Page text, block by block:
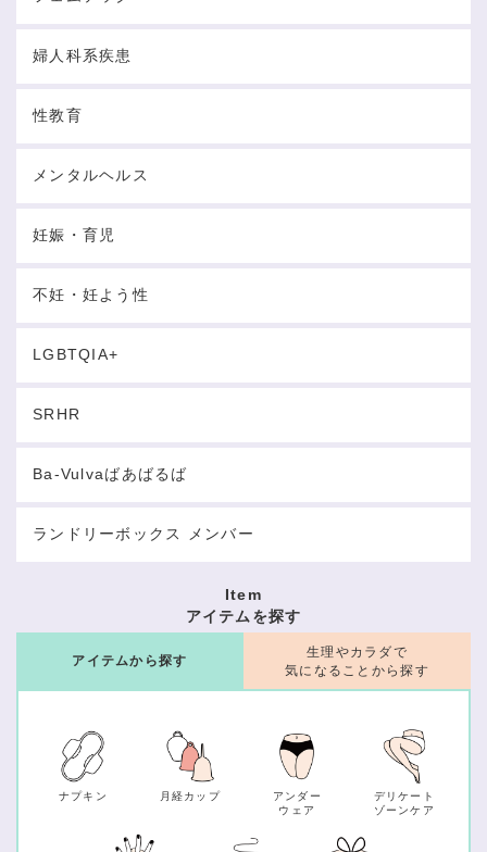
婦人科系疾患
性教育
メンタルヘルス
妊娠・育児
不妊・妊よう性
LGBTQIA+
SRHR
Ba-Vulvaばあばるば
ランドリーボックス メンバー
Item
アイテムを探す
アイテムから探す
ナプキン 月経カップ
アンダー
ウェア
デリケート
ゾーンケア
生理やカラダで
気になることから探す